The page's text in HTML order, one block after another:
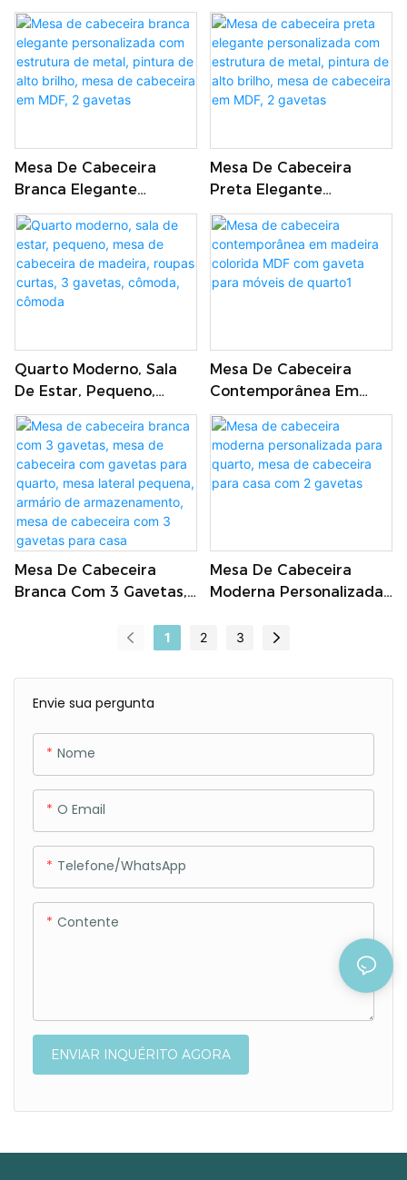
Envie sua pergunta
Nome
O Email
Telefone/WhatsApp
Contente
ENVIAR INQUÉRITO AGORA
Madeira
Contemporânea Com 2
Gavetas Em MDF Para
Móveis De Quarto
De Metal, Pernas De
Metal Douradas, Mesa
De Cabeceira Luxuosa
Com 2 Gavetas
Mesa De Cabeceira
Branca Elegante
Personalizada Com
Estrutura De Metal,
Pintura De Alto Brilho,
Mesa De Cabeceira Em
MDF, 2 Gavetas
Mesa De Cabeceira
Preta Elegante
Personalizada Com
Estrutura De Metal,
Pintura De Alto Brilho,
Mesa De Cabeceira Em
Quarto Moderno, Sala
De Estar, Pequeno,
Mesa De Cabeceira De
Madeira, Roupas Curtas,
3 Gavetas, Cômoda,
Cômoda
Mesa De Cabeceira
Contemporânea Em
Madeira Colorida MDF
Com Gaveta Para
Móveis De Quarto1
Mesa De Cabeceira
Branca Com 3 Gavetas,
Gavetas Para Quarto,
Armário De
Armazenamento, Mesa
Gavetas Para Casa
Mesa De Cabeceira
Moderna Personalizada
Cabeceira Para Casa
1 2 3